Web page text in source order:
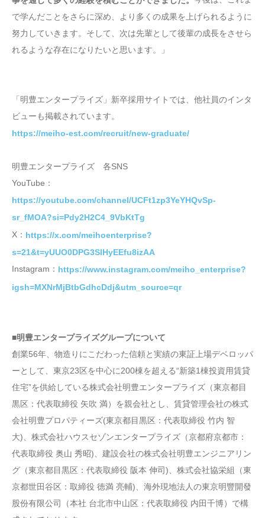
で学んだことをさらに深め、より多くの成果を上げられるように
努力していきます。そして、次は先輩として後輩の成長をさせら
れるような存在になりたいと思います。」
「明豊エンタープライズ」新卒採用サイトでは、他社員のインタ
ビューも掲載されています。
https://meiho-est.com/recruit/new-graduate/
明豊エンタープライズ 各SNS
YouTube：
https://youtube.com/channel/UCFt1zp3YeYHQvSp-
sr_fMOA?si=Pdy2H2C4_9VbKtTg
X： https://x.com/meihoenterprise?
s=21&t=yUUO0DPG3SlHyEEfu8izAA
Instagram： https://www.instagram.com/meiho_enterprise?
igsh=MXNrMjBtbGdhcDdj&utm_source=qr
■明豊エンタープライズグループについて
創業56年、物造りにこだわった信頼と実績の東証上場デベロッパ
ーとして、東京23区を中心に200棟を超える“新築1棟投資用賃貸
住宅”を供給している株式会社明豊エンタープライズ（東京都目
黒区：代表取締役 矢吹 満）を親会社とし、賃貸管理会社の株式
会社明豊プロパティーズ(東京都目黒区：代表取締役 竹内 智
大)、株式会社ハウスセゾンエンタープライズ（京都府京都市：
代表取締役 奥山 秀昭)、建設会社の株式会社明豊エンジニアリン
グ（東京都目黒区：代表取締役 阪本 伸司)、株式会社協栄組（東
京都世田谷区：取締役 徳満 亮輔)、海外現地法人の東京明豐開發
股份有限公司（本社 台北市中山区：代表取締役 内田千博）で構